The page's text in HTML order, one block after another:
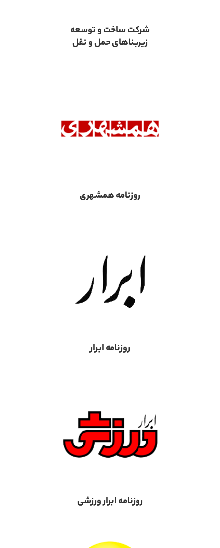
شرکت ساخت و توسعه
زیربناهای حمل و نقل
روزنامه همشهری
روزنامه ابرار
روزنامه ابرار ورزشی